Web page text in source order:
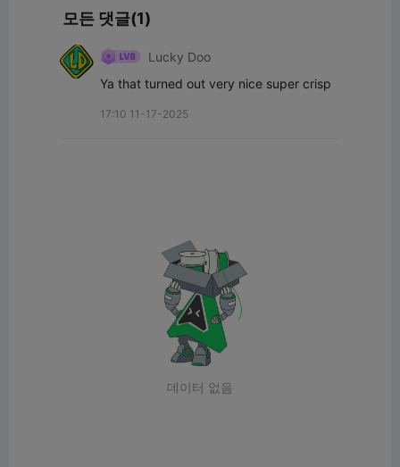
모든 댓글(1)
Lucky Doo
Ya that turned out very nice super crisp
17:10 11-17-2025
데이터 없음